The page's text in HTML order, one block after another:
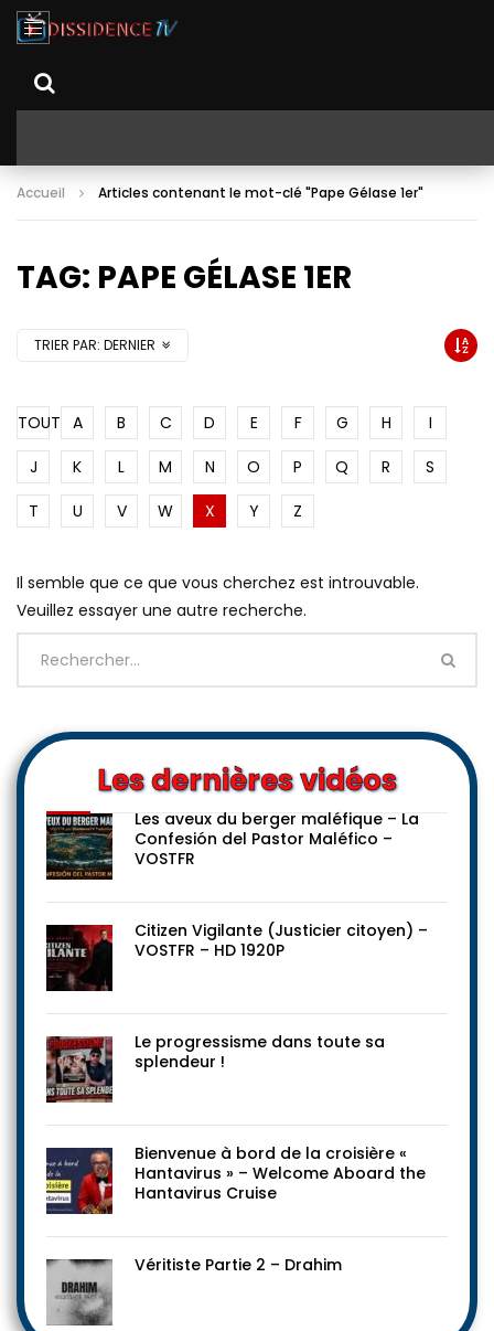
Accueil Articles contenant le mot-clé "Pape Gélase 1er"
TAG: PAPE GÉLASE 1ER
TRIER PAR: DERNIER
TOUT A B C D E F G H
I
J
K L M N O P Q R
S
T
U V W X Y Z
Il semble que ce que vous cherchez est introuvable.
Veuillez essayer une autre recherche.
Les dernières vidéos
Les aveux du berger maléfique – La
Confesión del Pastor Maléfico –
VOSTFR
Citizen Vigilante (Justicier citoyen) –
VOSTFR – HD 1920P
Le progressisme dans toute sa
splendeur !
Bienvenue à bord de la croisière «
Hantavirus » – Welcome Aboard the
Hantavirus Cruise
Véritiste Partie 2 – Drahim